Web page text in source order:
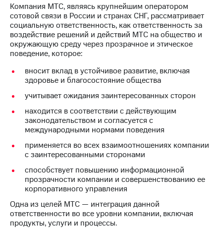
информация
Контакты
Медиа-центр
Пресс-
МТС
о технологиях
Достижения
Интервью
Финансовая
отчетность
Контакты
Новости
в
регионе
Компания МТС, являясь крупнейшим оператором
сотовой связи в России и странах СНГ, рассматривает
социальную ответственность, как ответственность за
воздействие решений и действий МТС на общество и
окружающую среду через прозрачное и этическое
поведение, которое:
вносит вклад в устойчивое развитие, включая
здоровье и благосостояние общества
учитывает ожидания заинтересованных сторон
находится в соответствии с действующим
законодательством и согласуется с
международными нормами поведения
применяется во всех взаимоотношениях компании
с заинтересованными сторонами
способствует повышению информационной
прозрачности компании и совершенствованию ее
корпоративного управления
Одна из целей МТС — интеграция данной
ответственности во все уровни компании, включая
продукты, услуги и процессы.